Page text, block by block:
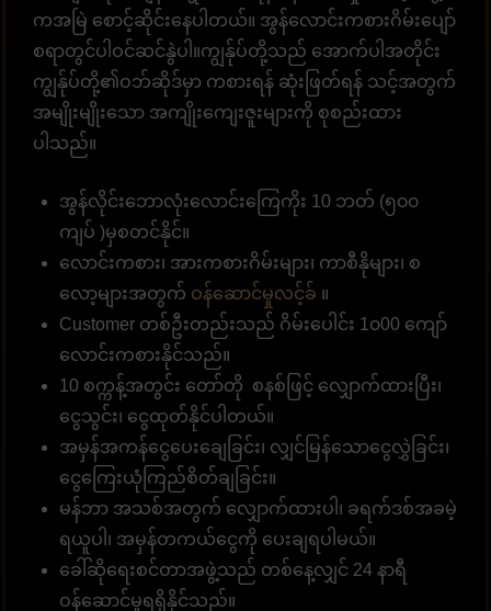
ကအမြဲ စောင့်ဆိုင်းနေပါတယ်။ အွန်လောင်းကစားဂိမ်းပျော်
စရာတွင်ပါဝင်ဆင်နွဲပါ။ကျွန်ုပ်တို့သည် အောက်ပါအတိုင်း
ကျွန်ုပ်တို့၏ဝဘ်ဆိုဒ်မှာ ကစားရန် ဆုံးဖြတ်ရန် သင့်အတွက်
အမျိုးမျိုးသော အကျိုးကျေးဇူးများကို စုစည်းထား
ပါသည်။
အွန်လိုင်းဘောလုံးလောင်းကြေကိုး 10 ဘတ် (၅၀၀
ကျပ် )မှစတင်နိုင်။
လောင်းကစား၊ အားကစားဂိမ်းများ၊ ကာစီနိုများ၊ စ
လော့များအတွက် ဝန်ဆောင်မှုလင့်ခ် ။
Customer တစ်ဦးတည်းသည် ဂိမ်းပေါင်း 1၀00 ကျော်
လောင်းကစားနိုင်သည်။
10 စက္ကန့်အတွင်း တော်တို စနစ်ဖြင့် လျှောက်ထားပြီး၊
ငွေသွင်း၊ ငွေထုတ်နိုင်ပါတယ်။
အမှန်အကန်ငွေပေးချေခြင်း၊ လျှင်မြန်သောငွေလွှဲခြင်း၊
ငွေကြေးယုံကြည်စိတ်ချခြင်း။
မန်ဘာ အသစ်အတွက် လျှောက်ထားပါ၊ ခရက်ဒစ်အခမဲ့
ရယူပါ၊ အမှန်တကယ်ငွေကို ပေးချရပါမယ်။
ခေါ်ဆိုရေးစင်တာအဖွဲ့သည် တစ်နေ့လျှင် 24 နာရီ
ဝန်ဆောင်မှုရရှိနိုင်သည်။